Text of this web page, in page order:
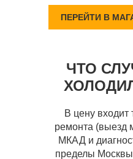
ПЕРЕЙТИ В
ЧТО
В цену входит
ремонта (выезд
МКАД и
пределы